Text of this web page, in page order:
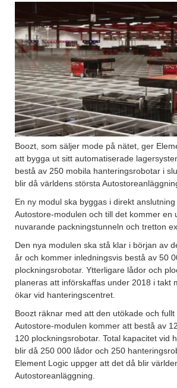
Boozt, som säljer mode på nätet, ger
att bygga ut sitt automatiserade
bestå av 250 mobila hanteringsrobotar i
blir då världens största
En ny modul ska byggas i direkt
Autostore-modulen och till det kommer en
nuvarande packningstunneln och tretton
Den nya modulen ska stå klar i början av
år och kommer inledningsvis bestå av 50
plockningsrobotar. Ytterligare lådor och
planeras att införskaffas under 2018 i takt
ökar vid hanteringscentret.
Boozt räknar med att den utökade och fullt
Autostore-modulen kommer att bestå av
120 plockningsrobotar. Total kapacitet vid
blir då 250 000 lådor och 250
Element Logic uppger att det då blir
Autostoreanläggning.